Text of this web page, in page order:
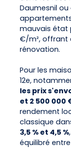
Daumesnil ou
mauvais état
€/m², offrant
rénovation.
Pour les
12e,
les prix
et 2 500 000
rendement
classique
3,5 % et 4,5 %
équilibré